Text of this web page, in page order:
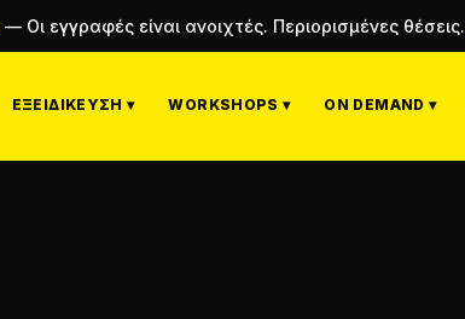
— Οι εγγραφές είναι ανοιχτές. Περιορισμένες θέσεις.
ΕΞΕΙΔΊΚΕΥΣΗ ▾ WORKSHOPS ▾ ON DEMAND ▾